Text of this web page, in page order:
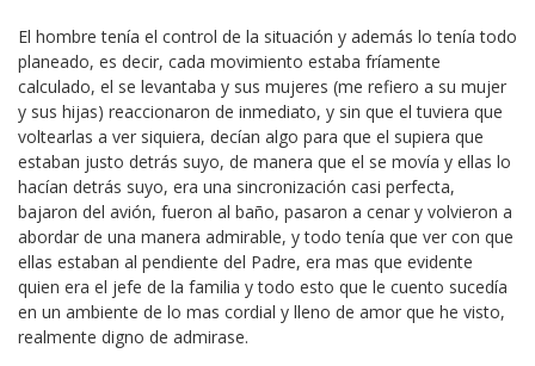
El hombre tenía el control de la situación y además lo tenía todo
planeado, es decir, cada movimiento estaba fríamente
calculado, el se levantaba y sus mujeres (me refiero a su mujer
y sus hijas) reaccionaron de inmediato, y sin que el tuviera que
voltearlas a ver siquiera, decían algo para que el supiera que
estaban justo detrás suyo, de manera que el se movía y ellas lo
hacían detrás suyo, era una sincronización casi perfecta,
bajaron del avión, fueron al baño, pasaron a cenar y volvieron a
abordar de una manera admirable, y todo tenía que ver con que
ellas estaban al pendiente del Padre, era mas que evidente
quien era el jefe de la familia y todo esto que le cuento sucedía
en un ambiente de lo mas cordial y lleno de amor que he visto,
realmente digno de admirase.